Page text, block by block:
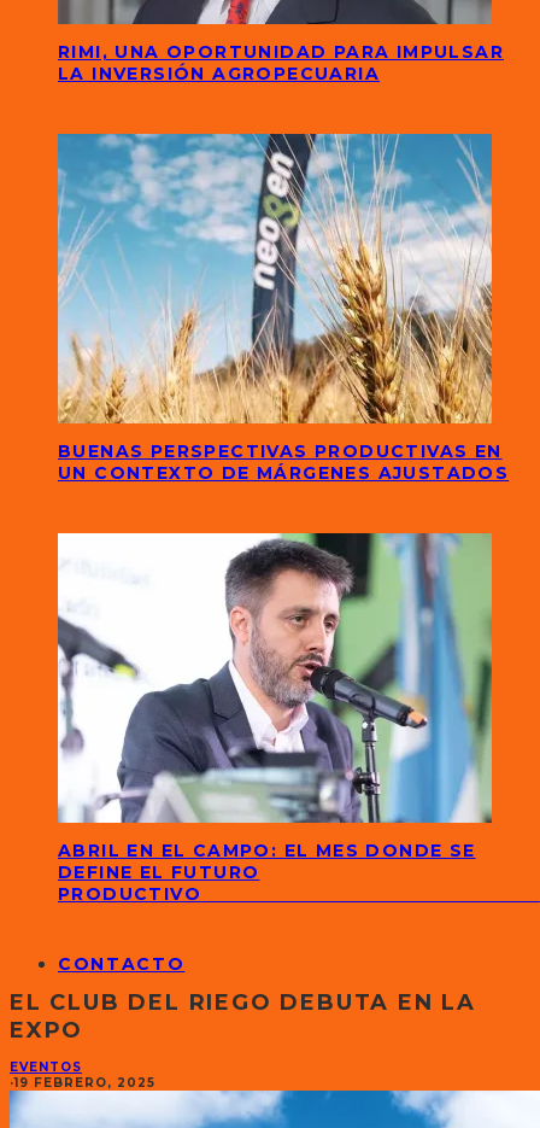
RIMI, UNA OPORTUNIDAD PARA IMPULSAR
LA INVERSIÓN AGROPECUARIA
BUENAS PERSPECTIVAS PRODUCTIVAS EN
UN CONTEXTO DE MÁRGENES AJUSTADOS
ABRIL EN EL CAMPO: EL MES DONDE SE
DEFINE EL FUTURO
PRODUCTIVO
CONTACTO
EL CLUB DEL RIEGO DEBUTA EN LA
EXPO
EVENTOS
·19 FEBRERO, 2025